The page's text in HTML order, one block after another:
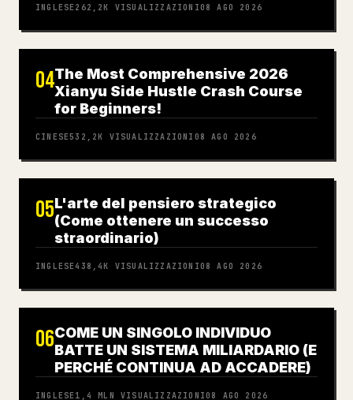
INGLESE 262,2K VISUALIZZAZIONI08 AGO 2026
04The Most Comprehensive 2026
Xianyu Side Hustle Crash Course
for Beginners!
CINESE532,2K VISUALIZZAZIONI 08 AGO 2026
05L'arte del pensiero strategico
(Come ottenere un successo
straordinario)
INGLESE438,4K VISUALIZZAZIONI08 AGO 2026
06COME UN SINGOLO INDIVIDUO
BATTE UN SISTEMA MILIARDARIO (E
PERCHÉ CONTINUA AD ACCADERE)
INGLESE 1,4 MLN VISUALIZZAZIONI08 AGO 2026